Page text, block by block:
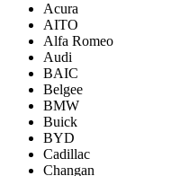
Acura
AITO
Alfa Romeo
Audi
BAIC
Belgee
BMW
Buick
BYD
Cadillac
Changan